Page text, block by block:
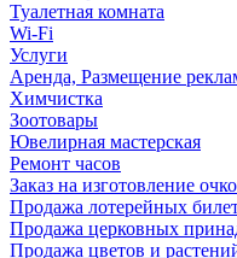
Туалетная комната
Wi-Fi
Услуги
Аренда, Размещение
Химчистка
Зоотовары
Ювелирная мастерская
Ремонт часов
Заказ на изготовление
Продажа лотерейных
Продажа церковных
Продажа цветов и